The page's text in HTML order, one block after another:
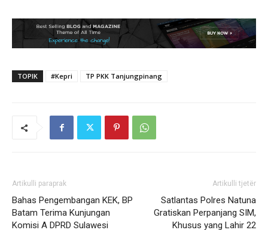
TOPIK #Kepri TP PKK Tanjungpinang
Artikulli paraprak
Bahas Pengembangan KEK, BP
Batam Terima Kunjungan
Komisi A DPRD Sulawesi
Artikulli tjetër
Satlantas Polres Natuna
Gratiskan Perpanjang SIM,
Khusus yang Lahir 22